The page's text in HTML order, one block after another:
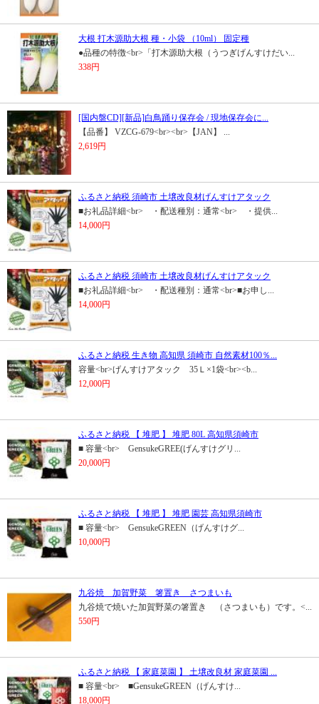
大根 打木源助大根 種・小袋 （10ml） 固定種
●品種の特徴<br>「打木源助大根（うつぎげんすけだい...
338円
[国内盤CD][新品]白鳥踊り保存会 / 現地保存会に...
【品番】 VZCG-679<br><br>【JAN】 ...
2,619円
ふるさと納税 須崎市 土壌改良材げんすけアタック
■お礼品詳細<br> ・配送種別：通常<br> ・提供...
14,000円
ふるさと納税 須崎市 土壌改良材げんすけアタック
■お礼品詳細<br> ・配送種別：通常<br>■お申し...
14,000円
ふるさと納税 生き物 高知県 須崎市 自然素材100％...
容量<br>げんすけアタック 35Ｌ×1袋<br><b...
12,000円
ふるさと納税 【 堆肥 】 堆肥 80L 高知県須崎市
■ 容量<br> GensukeGREE(げんすけグリ...
20,000円
ふるさと納税 【 堆肥 】 堆肥 園芸 高知県須崎市
■ 容量<br> GensukeGREEN（げんすけグ...
10,000円
九谷焼 加賀野菜 箸置き さつまいも
九谷焼で焼いた加賀野菜の箸置き （さつまいも）です。<...
550円
ふるさと納税 【 家庭菜園 】 土壌改良材 家庭菜園 ...
■ 容量<br> ■GensukeGREEN（げんすけ...
18,000円